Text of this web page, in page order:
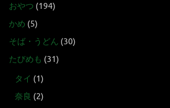
おやつ (194)
かめ (5)
そば・うどん (30)
たびめも (31)
タイ (1)
奈良 (2)